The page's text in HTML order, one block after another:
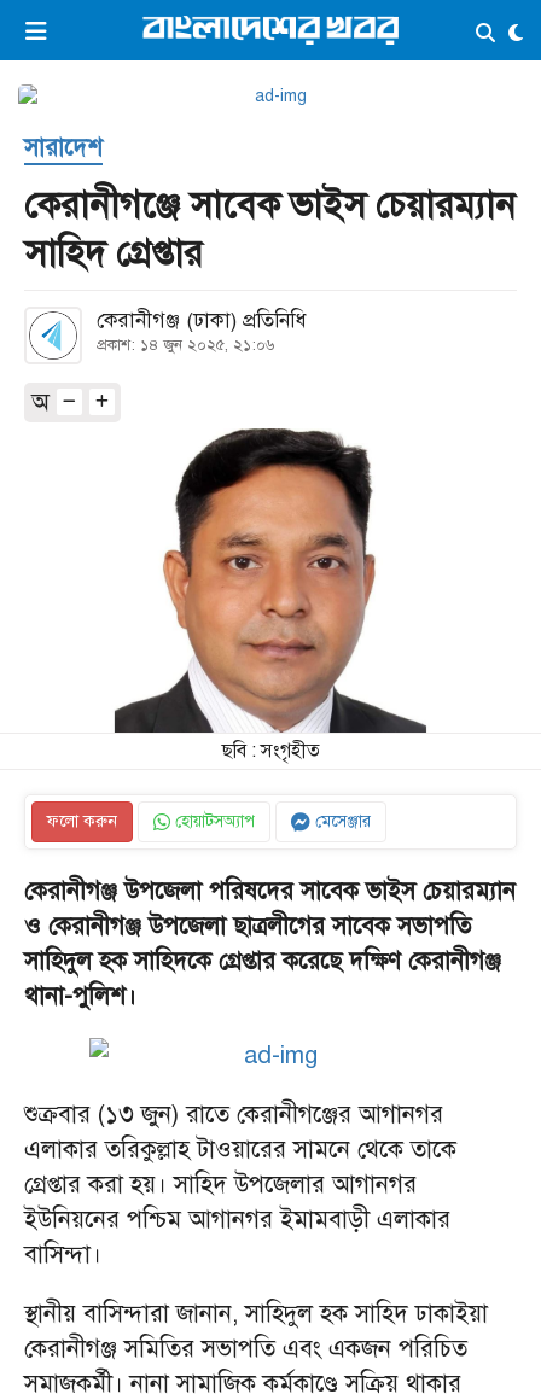
ভিডিও ই-পেপার লগইন ×
প্রচ্ছদ
সর্বশেষ
সব বিভাগ
কনভার্টার
সারাদেশ
কেরানীগঞ্জে সাবেক ভাইস চেয়ারম্যান
সাহিদ গ্রেপ্তার
কেরানীগঞ্জ (ঢাকা) প্রতিনিধি
প্রকাশ: ১৪ জুন ২০২৫, ২১:০৬
অ
ছবি : সংগৃহীত
ফলো করুন হোয়াটসঅ্যাপ মেসেঞ্জার
কেরানীগঞ্জ উপজেলা পরিষদের সাবেক ভাইস চেয়ারম্যান
ও কেরানীগঞ্জ উপজেলা ছাত্রলীগের সাবেক সভাপতি
সাহিদুল হক সাহিদকে গ্রেপ্তার করেছে দক্ষিণ কেরানীগঞ্জ
থানা-পুলিশ।
শুক্রবার (১৩ জুন) রাতে কেরানীগঞ্জের আগানগর
এলাকার তরিকুল্লাহ টাওয়ারের সামনে থেকে তাকে
গ্রেপ্তার করা হয়। সাহিদ উপজেলার আগানগর
ইউনিয়নের পশ্চিম আগানগর ইমামবাড়ী এলাকার
বাসিন্দা।
স্থানীয় বাসিন্দারা জানান, সাহিদুল হক সাহিদ ঢাকাইয়া
কেরানীগঞ্জ সমিতির সভাপতি এবং একজন পরিচিত
সমাজকর্মী। নানা সামাজিক কর্মকাণ্ডে সক্রিয় থাকার